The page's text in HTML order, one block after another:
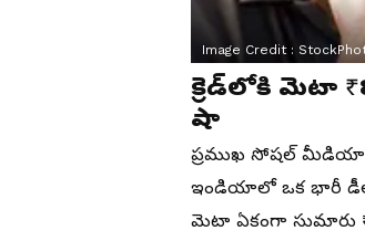
Image Credit :
క్రెడ్‌లోకి మెటా
షా
ప్రముఖ సోషల్ మీడియా
ఇండియాలో ఒక భారీ డీల్
మెటా ఏకంగా సుమారు